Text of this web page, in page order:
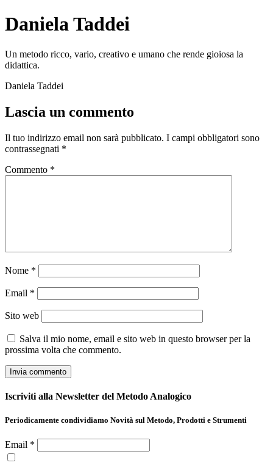
Daniela Taddei
Un metodo ricco, vario, creativo e umano che rende gioiosa la
didattica.
Daniela Taddei
Lascia un commento
Il tuo indirizzo email non sarà pubblicato. I campi obbligatori sono
contrassegnati *
Commento *
Nome *
Email *
Sito web
Salva il mio nome, email e sito web in questo browser per la
prossima volta che commento.
Iscriviti alla Newsletter del Metodo Analogico
Periodicamente condividiamo Novità sul Metodo, Prodotti e Strumenti
Email *